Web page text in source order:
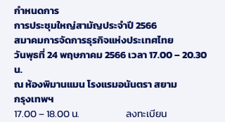
กำหนดการ
การประชุมใหญ่สามัญประจำปี 2566
สมาคมการจัดการธุรกิจแห่งประเทศไทย
วันพุธที่ 24 พฤษภาคม 2566 เวลา 17.00 – 20.30
น.
ณ ห้องพิมานแมน โรงแรมอนันตรา สยาม
กรุงเทพฯ
17.00 – 18.00 น.                      ลงทะเบียน